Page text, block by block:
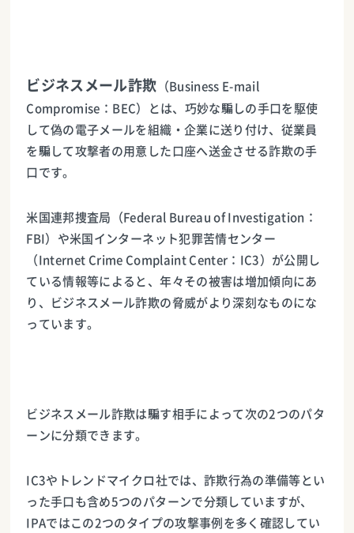
ビジネスメール詐欺 （Business E-mail
Compromise：BEC）とは、巧妙な騙しの手口を駆使
して偽の電子メールを組織・企業に送り付け、従業員
を騙して攻撃者の用意した口座へ送金させる詐欺の手
口です。
米国連邦捜査局（Federal Bureau of Investigation：
FBI）や米国インターネット犯罪苦情センター
（Internet Crime Complaint Center：IC3）が公開し
ている情報等によると、年々その被害は増加傾向にあ
り、ビジネスメール詐欺の脅威がより深刻なものにな
っています。
ビジネスメール詐欺は騙す相手によって次の2つのパタ
ーンに分類できます。
IC3やトレンドマイクロ社では、詐欺行為の準備等とい
った手口も含め5つのパターンで分類していますが、
IPAではこの2つのタイプの攻撃事例を多く確認してい